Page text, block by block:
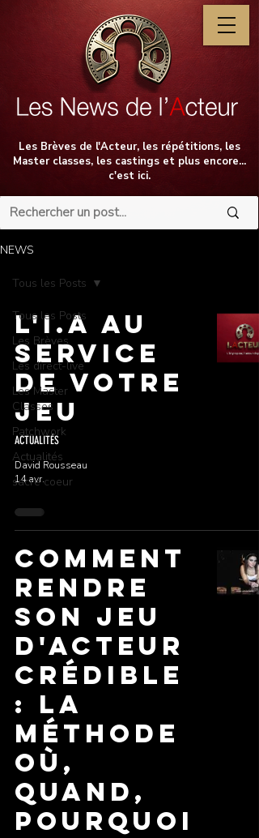
Les Brèves de l'Acteur, les répétitions, les
Master classes, les castings et plus encore...
c'est ici.
NEWS
Tous les Posts
Les Brèves
Les direct-live
Les Master
Classes
Patchwork
Actualités
sacré coeur
Tous les Posts
L'I.A au
service
de votre
jeu
ACTUALITÉS
David Rousseau
14 avr.
Comment
rendre
son jeu
d'acteur
crédible
: la
méthode
Où,
Quand,
Pourquoi